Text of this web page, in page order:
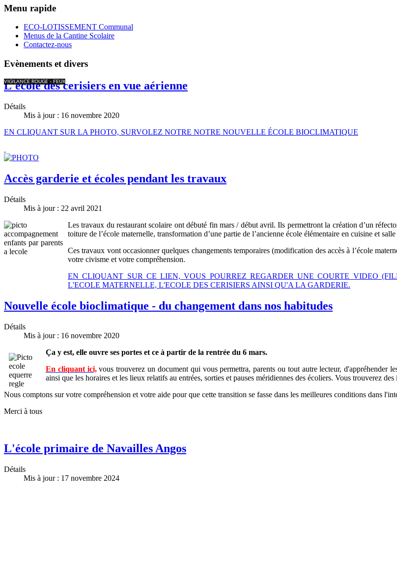
Menu rapide
ECO-LOTISSEMENT Communal
Menus de la Cantine Scolaire
Contactez-nous
Evènements et divers
VIGILANCE ROUGE - FEUX
L'école des cerisiers en vue aérienne
Détails
Mis à jour : 16 novembre 2020
EN CLIQUANT SUR LA PHOTO, SURVOLEZ NOTRE NOTRE NOUVELLE ÉCOLE BIOCLIMATIQUE
Accès garderie et écoles pendant les travaux
Détails
Mis à jour : 22 avril 2021
Les travaux du restaurant scolaire ont débuté fin mars / début avril. Ils permettront la création d’un
toiture de l’école maternelle, transformation d’une partie de l’ancienne école élémentaire en cuisine et salle
Ces travaux vont occasionner quelques changements temporaires (modification des accès à l’école
votre civisme et votre compréhension.
EN CLIQUANT SUR CE LIEN, VOUS POURREZ REGARDER UNE COURTE VIDEO
L'ECOLE MATERNELLE, L'ECOLE DES CERISIERS AINSI QU'A LA GARDERIE.
Nouvelle école bioclimatique - du changement dans nos habitudes
Détails
Mis à jour : 16 novembre 2020
Ça y est, elle ouvre ses portes et ce à partir de la rentrée du 6 mars.
En cliquant ici,vous trouverez un document qui vous permettra, parents ou tout autre lecteur, d'appréhender
ainsi que les horaires et les lieux relatifs au entrées, sorties et pauses méridiennes des écoliers. Vous trouverez
Nous comptons sur votre compréhension et votre aide pour que cette transition se fasse dans les meilleures conditions dans
Merci à tous
L'école primaire de Navailles Angos
Détails
Mis à jour : 17 novembre 2024